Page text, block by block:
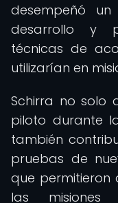
desempeñó
desarrollo y
técnicas de
utilizarían en
Schirra no solo
piloto durante
también
pruebas de
que
las misiones